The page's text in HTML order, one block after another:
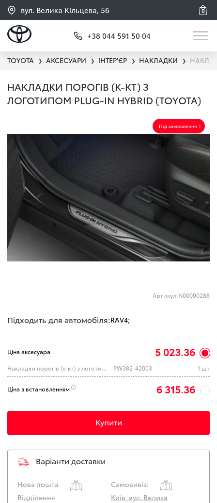
вул. Велика Кільцева, 56 0
+38 044 591 50 04
TOYOTA ❯ АКСЕСУАРИ ❯ ІНТЕР'ЄР ❯ НАКЛАДКИ ❯
НАКЛАДКИ ПОРОГІВ (К-КТ) З
ЛОГОТИПОМ PLUG-IN HYBRID (TOYOTA)
Під замовлення
Артикул:N00000288
Підходить для автомобіля:RAV4;
Ціна аксесуара 5 023.36
Накладки порогів (к-кт) з логотипом Plug-in hybrid PW382-42003 1 шт
Ціна з встановленням 6 315.36
Купити
Варіанти доставки
Нова пошта
Самовивіз:
Відділення
Київ, вул. Велика